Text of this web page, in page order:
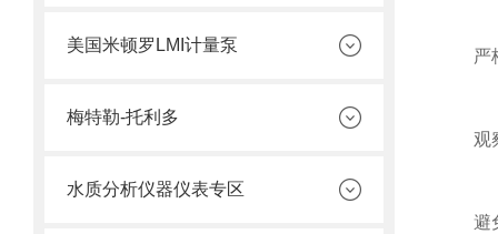
美国米顿罗LMI计量泵
梅特勒-托利多
水质分析仪器仪表专区
严格
观察
避免